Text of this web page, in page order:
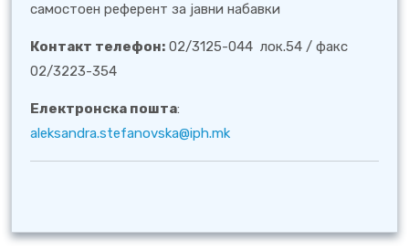
самостоен референт за јавни набавки
Контакт телефон: 02/3125-044 лок.54 / факс
02/3223-354
Електронска пошта:
aleksandra.stefanovska@iph.mk